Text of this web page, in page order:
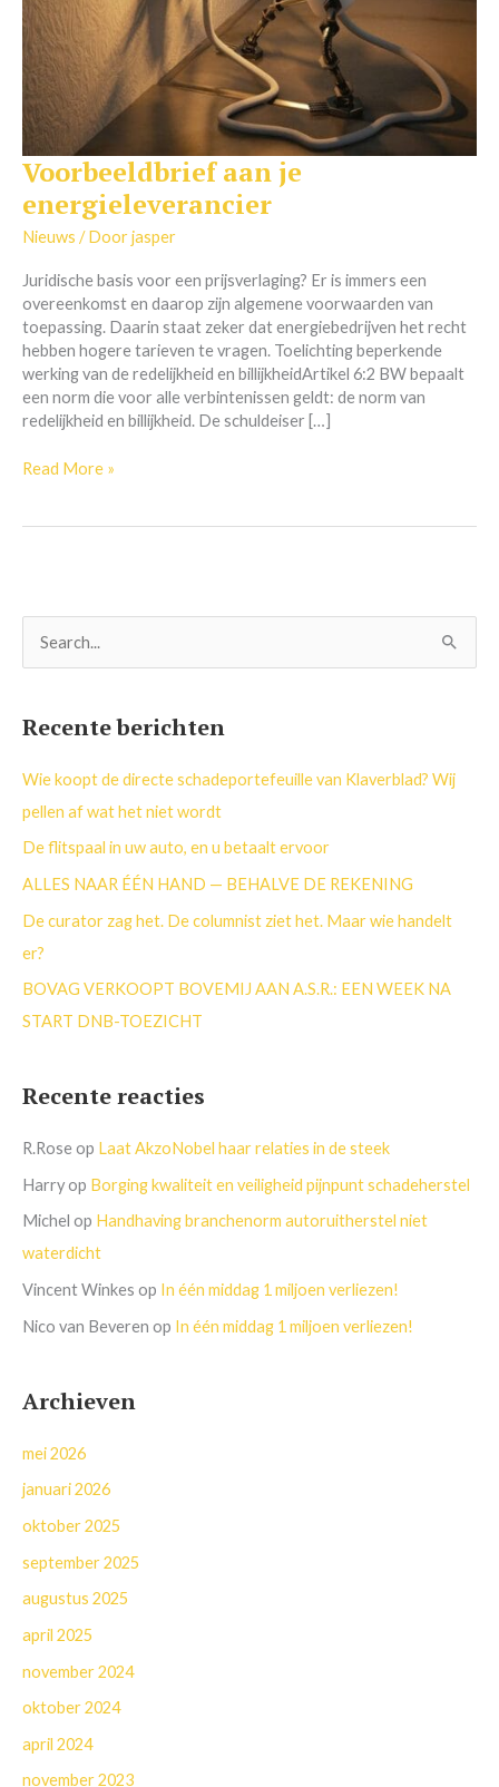
Voorbeeldbrief aan je
energieleverancier
Nieuws / Doorjasper
Juridische basis voor een prijsverlaging? Er is immers een
overeenkomst en daarop zijn algemene voorwaarden van
toepassing. Daarin staat zeker dat energiebedrijven het recht
hebben hogere tarieven te vragen. Toelichting beperkende
werking van de redelijkheid en billijkheidArtikel 6:2 BW bepaalt
een norm die voor alle verbintenissen geldt: de norm van
redelijkheid en billijkheid. De schuldeiser […]
Voorbeeldbrief
je
energieleverancier
Read More »
n
a
a
r
Recente berichten
Wie koopt de directe schadeportefeuille van Klaverblad? Wij
pellen af wat het niet wordt
De flitspaal in uw auto, en u betaalt ervoor
ALLES NAAR ÉÉN HAND — BEHALVE DE REKENING
De curator zag het. De columnist ziet het. Maar wie handelt
er?
BOVAG VERKOOPT BOVEMIJ AAN A.S.R.: EEN WEEK NA
START DNB-TOEZICHT
Recente reacties
R.Roseop Laat AkzoNobel haar relaties in de steek
Harryop Borging kwaliteit en veiligheid pijnpunt schadeherstel
Michel op Handhaving branchenorm autoruitherstel niet
waterdicht
Vincent Winkes op In één middag 1 miljoen verliezen!
Nico van Beveren op In één middag 1 miljoen verliezen!
Archieven
mei 2026
januari 2026
oktober 2025
september 2025
augustus 2025
april 2025
november 2024
oktober 2024
april 2024
november 2023